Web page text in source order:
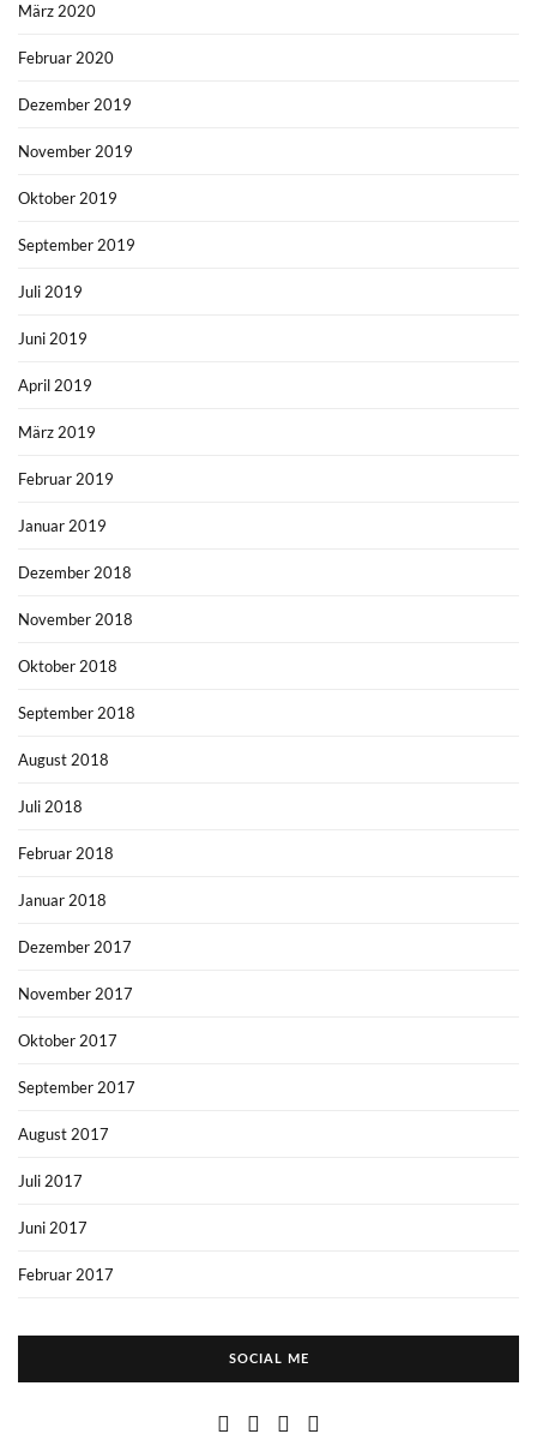
März 2020
Februar 2020
Dezember 2019
November 2019
Oktober 2019
September 2019
Juli 2019
Juni 2019
April 2019
März 2019
Februar 2019
Januar 2019
Dezember 2018
November 2018
Oktober 2018
September 2018
August 2018
Juli 2018
Februar 2018
Januar 2018
Dezember 2017
November 2017
Oktober 2017
September 2017
August 2017
Juli 2017
Juni 2017
Februar 2017
SOCIAL ME